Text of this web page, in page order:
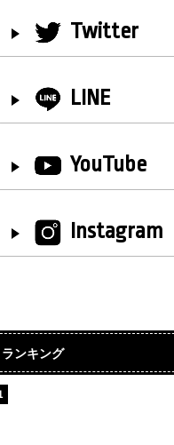
Twitter
LINE
YouTube
Instagram
ランキング